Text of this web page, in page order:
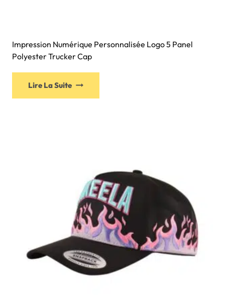
Impression Numérique Personnalisée Logo 5 Panel
Polyester Trucker Cap
Lire La Suite